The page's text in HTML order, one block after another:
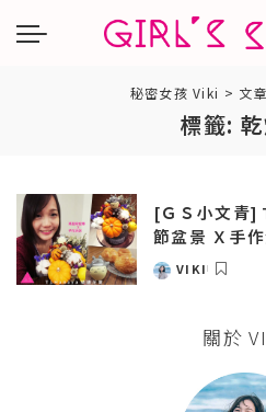
秘密女孩 Viki > 文
標籤:
[ＧＳ小文青]
節盆景 Ｘ手
POSTED
VIKI
關於